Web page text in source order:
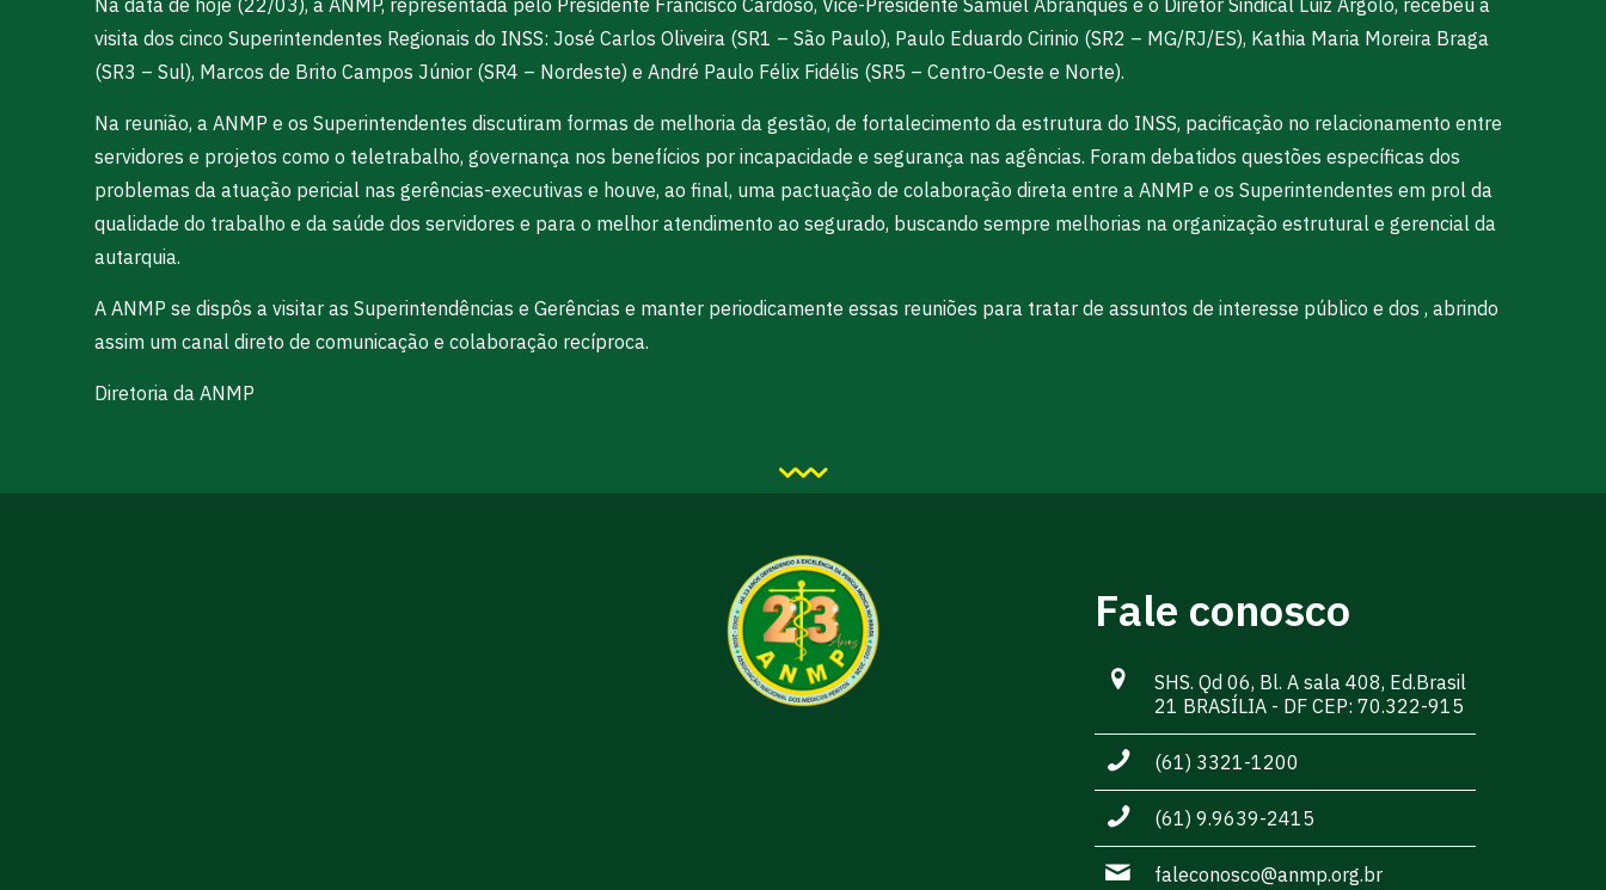
visita dos cinco Superintendentes Regionais do INSS: José Carlos Oliveira (SR1 – São Paulo), Paulo Eduardo Cirinio (SR2 – MG/RJ/ES), Kathia Maria Moreira Braga
(SR3 – Sul), Marcos de Brito Campos Júnior (SR4 – Nordeste) e André Paulo Félix Fidélis (SR5 – Centro-Oeste e Norte).
Na reunião, a ANMP e os Superintendentes discutiram formas de melhoria da gestão, de fortalecimento da estrutura do INSS, pacificação no relacionamento entre
servidores e projetos como o teletrabalho, governança nos benefícios por incapacidade e segurança nas agências. Foram debatidos questões específicas dos
problemas da atuação pericial nas gerências-executivas e houve, ao final, uma pactuação de colaboração direta entre a ANMP e os Superintendentes em prol da
qualidade do trabalho e da saúde dos servidores e para o melhor atendimento ao segurado, buscando sempre melhorias na organização estrutural e gerencial da
autarquia.
A ANMP se dispôs a visitar as Superintendências e Gerências e manter periodicamente essas reuniões para tratar de assuntos de interesse público e dos , abrindo
assim um canal direto de comunicação e colaboração recíproca.
Diretoria da ANMP
Fale conosco
SHS. Qd 06, Bl. A sala 408, Ed.Brasil
21 BRASÍLIA - DF CEP: 70.322-915
(61) 3321-1200
(61) 9.9639-2415
faleconosco@anmp.org.br